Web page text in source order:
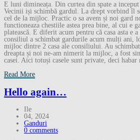
E luni dimineața. Din curtea din spate a
Vecinii iși schimbă gardul. La drept vorbind îl
cel de la mijloc. Practic o sa avem și noi gard
functioneaza chestiile astea prea bine, al cui e
platească. E diferit acum pentru că casa asta e
consiliul a schimbat gardurile acum mulți ani,
mijloc dintre 2 casa ale consiliului. Au
dreapta și noi ne-am nimerit la mijloc, a fost
casei. Aici totuși casele sunt private, deci habar
Read More
Hello again…
Ile
04, 2024
Ganduri
0 comments